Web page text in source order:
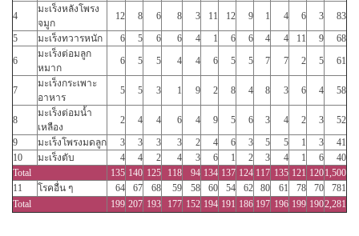
4
มะเร็งหลังโพรง
จมูก
12 8 6 8 3 11 12 9 1 4 6 3
83
5
มะเร็งทวารหนัก 6 5 6 6 4 1 6 6 4 4 11 9
68
6
มะเร็งต่อมลูก
หมาก
6 5 5 4 4 6 5 5 7 7 2 5 61
7
มะเร็งกระเพาะ
อาหาร
5 5 3 1 9 2 8 4 8 3 6 4 58
8
มะเร็งต่อมน้ำ
เหลือง
2 4 4 6 4 9 5 6 3 4 2 3
52
9
มะเร็งโพรงมดลูก 3 3 3 3 2 4 6 3 5 5 1 3
41
10
มะเร็งตับ 4 4 2 4 3 6 1 2 3 4 1 6
40
Total
135 140 125 118 94 134 137 124 117 135 121 1201,500
11
โรคอื่น ๆ 64 67 68 59 58 60 54 62 80 61 78 70
781
Total
199 207 193 177 152 194 191 186 197 196 199 1902,281